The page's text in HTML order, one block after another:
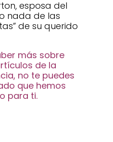
esposa del
nada de las
de su querido
más sobre
de la
no te puedes
que hemos
para ti.